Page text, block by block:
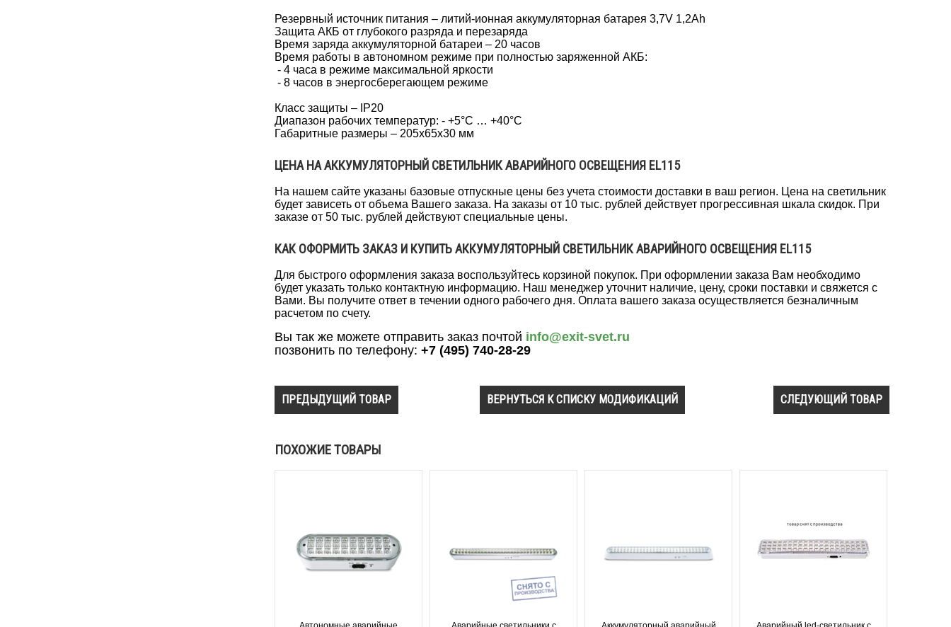
Резервный источник питания – литий-ионная аккумуляторная батарея 3,7V 1,2Ah
Защита АКБ от глубокого разряда и перезаряда
Время заряда аккумуляторной батареи – 20 часов
Время работы в автономном режиме при полностью заряженной АКБ:
- 4 часа в режиме максимальной яркости
- 8 часов в энергосберегающем режиме
Класс защиты – IP20
Диапазон рабочих температур: - +5°С … +40°С
Габаритные размеры – 205x65x30 мм
ЦЕНА НА АККУМУЛЯТОРНЫЙ СВЕТИЛЬНИК АВАРИЙНОГО ОСВЕЩЕНИЯ EL115
На нашем сайте указаны базовые отпускные цены без учета стоимости доставки в ваш регион. Цена на светильник
будет зависеть от объема Вашего заказа. На заказы от 10 тыс. рублей действует прогрессивная шкала скидок. При
заказе от 50 тыс. рублей действуют специальные цены.
КАК ОФОРМИТЬ ЗАКАЗ И КУПИТЬ АККУМУЛЯТОРНЫЙ СВЕТИЛЬНИК АВАРИЙНОГО ОСВЕЩЕНИЯ EL115
Для быстрого оформления заказа воспользуйтесь корзиной покупок. При оформлении заказа Вам необходимо
будет указать только контактную информацию. Наш менеджер уточнит наличие, цену, сроки поставки и свяжется с
Вами. Вы получите ответ в течении одного рабочего дня. Оплата вашего заказа осуществляется безналичным
расчетом по счету.
Вы так же можете отправить заказ почтой info@exit-svet.ru
позвонить по телефону: +7 (495) 740-28-29
ПРЕДЫДУЩИЙ ТОВАР ВЕРНУТЬСЯ К СПИСКУ МОДИФИКАЦИЙ СЛЕДУЮЩИЙ ТОВАР
ПОХОЖИЕ ТОВАРЫ